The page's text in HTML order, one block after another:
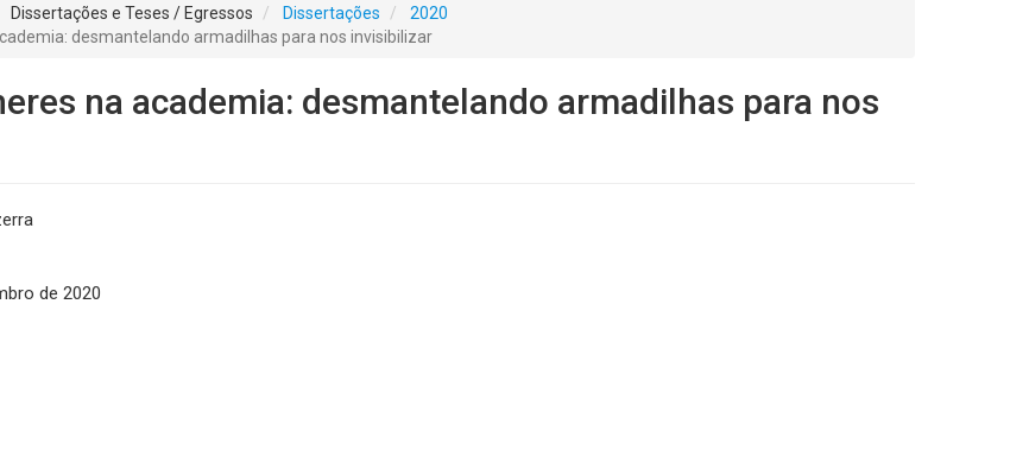
Dissertações e Teses / Egressos Dissertações
2020
desmantelando armadilhas para nos invisibilizar
na academia: desmantelando armadilhas para nos
de 2020